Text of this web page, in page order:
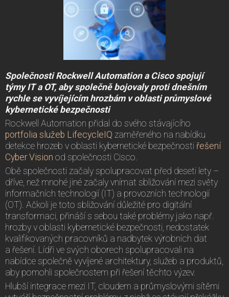
Společnosti Rockwell Automation a Cisco spojují
týmy IT a OT, aby společně bojovaly proti dnešním
rychle se vyvíjejícím hrozbám v oblasti průmyslové
kybernetické bezpečnosti
Rockwell Automation přidal do svého stávajícího
portfolia služeb LifecycleIQ zaměřeného na nabídku
detekce hrozeb v oblasti kybernetické bezpečnosti řešení
Cyber Vision od společnosti Cisco.
Obě společnosti začaly spolupracovat před deseti lety –
dříve, než mnohé jiné začaly vnímat sbližování mezi světy
informačních technologií (IT) a provozních technologií
(OT). Ačkoli je toto sbližování důležité pro digitální
transformaci, přináší s sebou také problémy jako např.
hrozby v oblasti kybernetické bezpečnosti, nedostatek
kvalifikovaných pracovníků a nadbytek výrobních dat
a řešení. Lídři ve svých oborech spolupracovali na
nabídce společně vyvíjené architektury, služeb a produktů,
aby pomohli společnostem při řešení těchto výzev.
Hlubší integrace mezi IT, cloudem a průmyslovými sítěmi